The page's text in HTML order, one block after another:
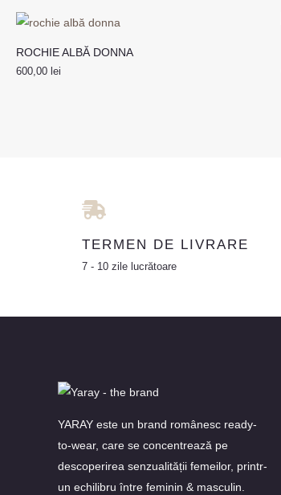
ROCHIE ALBĂ DONNA
600,00 lei
TERMEN DE LIVRARE
7 - 10 zile lucrătoare
YARAY este un brand românesc ready-
to-wear, care se concentrează pe
descoperirea senzualității femeilor, printr-
un echilibru între feminin & masculin.